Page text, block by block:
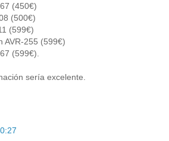
(450€)
(500€)
(599€)
AVR-255 (599€)
(599€).
sería excelente.